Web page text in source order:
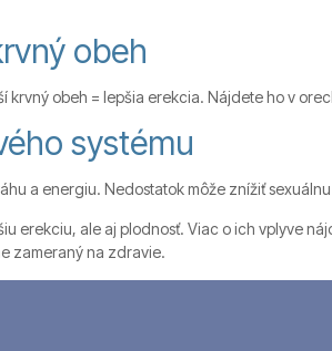
obeh
obeh = lepšia erekcia. Nájdete ho v
systému
a energiu. Nedostatok môže znížiť
erekciu, ale aj plodnosť. Viac o ich vplyve
zameraný na zdravie.